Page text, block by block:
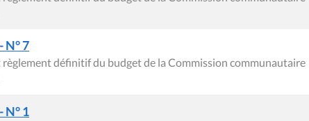
N° 7
définitif du budget de la Commission communautaire
N° 1